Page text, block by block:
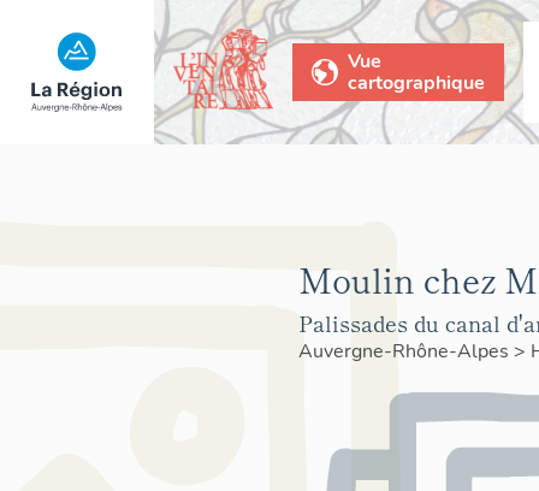
Vue
cartographique
Moulin chez
Palissades du canal
Auvergne-Rhône-Alpes >